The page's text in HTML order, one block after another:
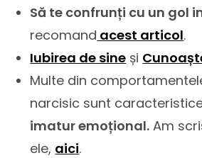
Să te confrunți cu un gol
recomand acest articol.
Iubirea de sine și
Multe din
narcisic sunt
imatur emoțional. Am
ele, aici.